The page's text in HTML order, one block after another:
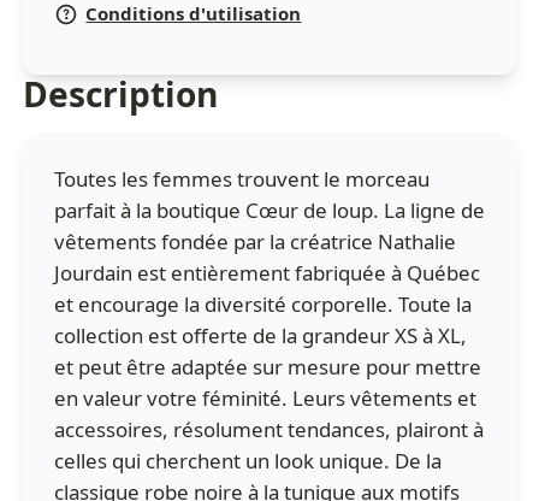
Conditions d'utilisation
Description
Toutes les femmes trouvent le morceau
parfait à la boutique Cœur de loup. La ligne de
vêtements fondée par la créatrice Nathalie
Jourdain est entièrement fabriquée à Québec
et encourage la diversité corporelle. Toute la
collection est offerte de la grandeur XS à XL,
et peut être adaptée sur mesure pour mettre
en valeur votre féminité. Leurs vêtements et
accessoires, résolument tendances, plairont à
celles qui cherchent un look unique. De la
classique robe noire à la tunique aux motifs